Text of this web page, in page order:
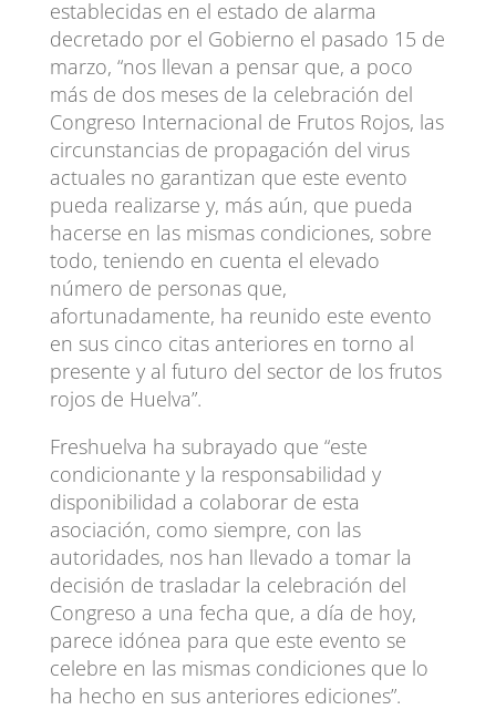
establecidas en el estado de alarma
decretado por el Gobierno el pasado 15 de
marzo, “nos llevan a pensar que, a poco
más de dos meses de la celebración del
Congreso Internacional de Frutos Rojos, las
circunstancias de propagación del virus
actuales no garantizan que este evento
pueda realizarse y, más aún, que pueda
hacerse en las mismas condiciones, sobre
todo, teniendo en cuenta el elevado
número de personas que,
afortunadamente, ha reunido este evento
en sus cinco citas anteriores en torno al
presente y al futuro del sector de los frutos
rojos de Huelva”.
Freshuelva ha subrayado que “este
condicionante y la responsabilidad y
disponibilidad a colaborar de esta
asociación, como siempre, con las
autoridades, nos han llevado a tomar la
decisión de trasladar la celebración del
Congreso a una fecha que, a día de hoy,
parece idónea para que este evento se
celebre en las mismas condiciones que lo
ha hecho en sus anteriores ediciones”.